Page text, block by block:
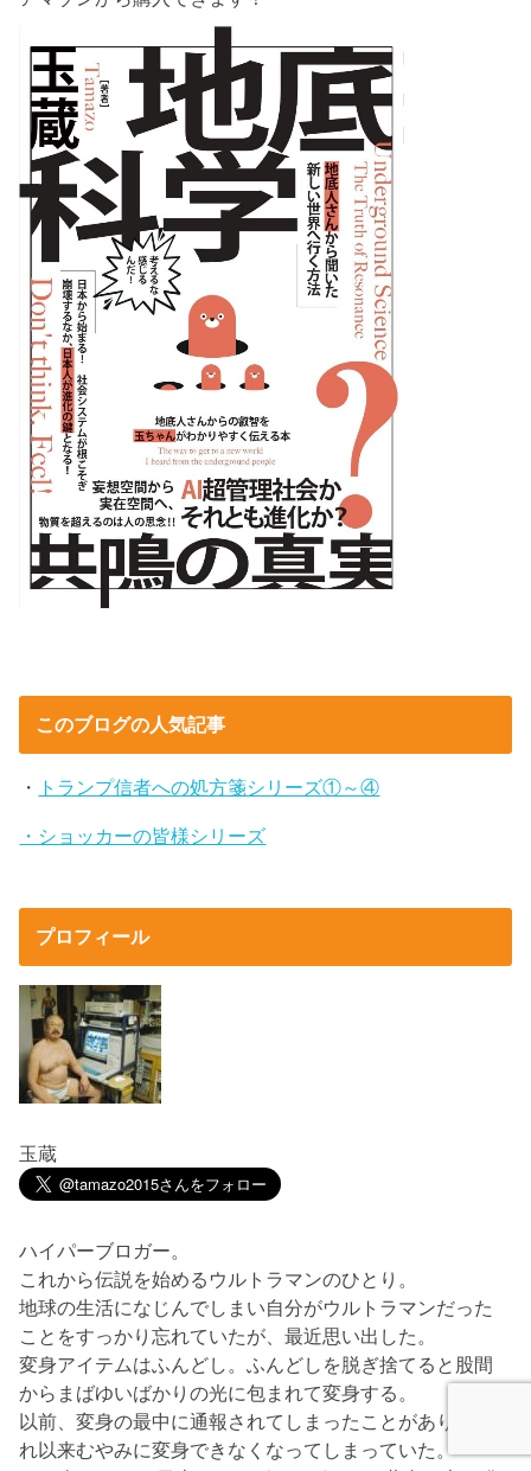
このブログの人気記事
・ トランプ信者への処方箋シリーズ①～④
・ショッカーの皆様シリーズ
プロフィール
玉蔵
ハイパーブロガー。
これから伝説を始めるウルトラマンのひとり。
地球の生活になじんでしまい自分がウルトラマンだった
ことをすっかり忘れていたが、最近思い出した。
変身アイテムはふんどし。ふんどしを脱ぎ捨てると股間
からまばゆいばかりの光に包まれて変身する。
以前、変身の最中に通報されてしまったことがあり、そ
れ以来むやみに変身できなくなってしまっていた。